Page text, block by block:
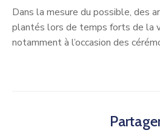
Dans la mesure du possible, des
plantés lors de temps forts de la
notamment à l’occasion des